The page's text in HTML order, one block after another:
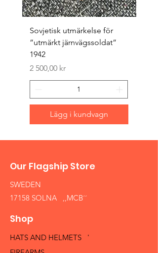
Sovjetisk utmärkelse för
”utmärkt järnvägssoldat”
1942
Pris
2 500,00 kr
Lägg i kundvagn
Our Flagship Store
SWEDEN
17158 SOLNA ,,MCB´´
Shop
HATS AND HELMETS '